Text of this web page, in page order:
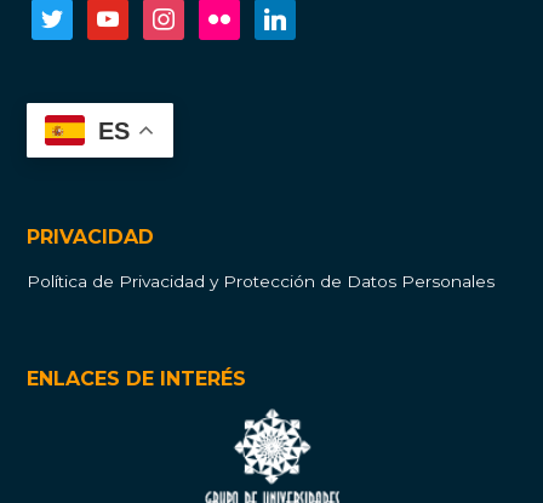
twitter youtube instagramflickr
ES
PRIVACIDAD
Política de Privacidad y Protección de Datos Personales
ENLACES DE INTERÉS